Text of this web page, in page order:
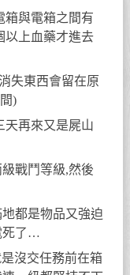
與電箱之間有
以上血藥才進去
失東西會留在原
)
再來又是屍山
戰鬥等級,然後
都是物品又強迫
死了…
沒交任務前在箱